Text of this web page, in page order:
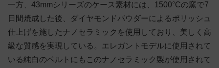
一方、43mmシリーズのケース素材には、1500°Cの窯で7
日間焼成した後、ダイヤモンドパウダーによるポリッシュ
仕上げを施したナノセラミックを使用しており、美しく高
級な質感を実現している。エレガントモデルに使用されて
いる純白のベルトにもこのナノセラミック製が使用されて